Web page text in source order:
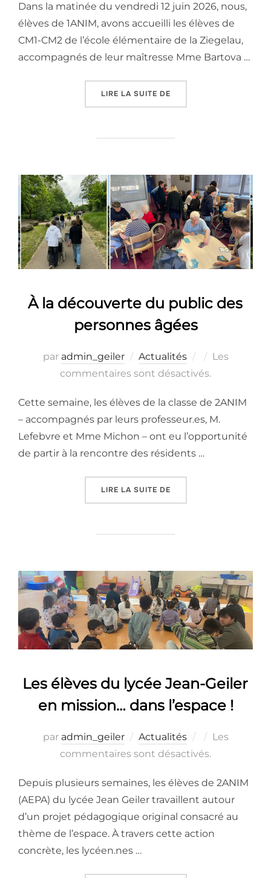
Dans la matinée du vendredi 12 juin 2026, nous,
élèves de 1ANIM, avons accueilli les élèves de
CM1-CM2 de l’école élémentaire de la Ziegelau,
accompagnés de leur maîtresse Mme Bartova …
LIRE LA SUITE DE« LES 1ANIM DE GEILER
À la découverte du public des
personnes âgées
par admin_geiler Actualités
Publié
le
Les
commentaires sont désactivés.
Cette semaine, les élèves de la classe de 2ANIM
– accompagnés par leurs professeur.es, M.
Lefebvre et Mme Michon – ont eu l’opportunité
de partir à la rencontre des résidents …
LIRE LA SUITE DE« À LA DÉCOUVERTE DU
Les élèves du lycée Jean-Geiler
en mission… dans l’espace !
par admin_geiler Actualités
Publié
le
Les
commentaires sont désactivés.
Depuis plusieurs semaines, les élèves de 2ANIM
(AEPA) du lycée Jean Geiler travaillent autour
d’un projet pédagogique original consacré au
thème de l’espace. À travers cette action
concrète, les lycéen.nes …